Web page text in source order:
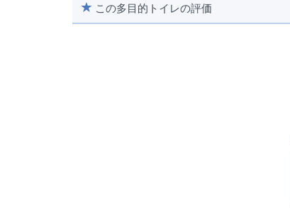
この多目的トイレの評価